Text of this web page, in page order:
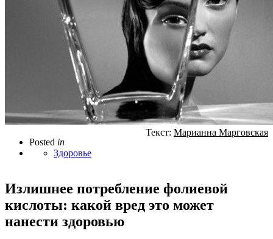
Posted in
Здоровье
Текст: Марианна Марговская
Излишнее потребление фолиевой
кислоты: какой вред это может
нанести здоровью